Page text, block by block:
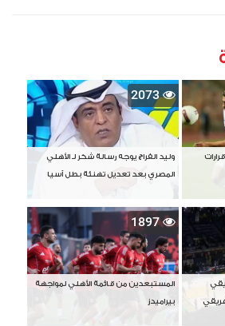
2073
وليد الفراج يوجه رسالة شكر لـ الأهلي
المصري بعد تعديل تهنئة بطل آسيا
1897
المستبعدين من قائمة الأهلي لمواجهة
بيراميدز